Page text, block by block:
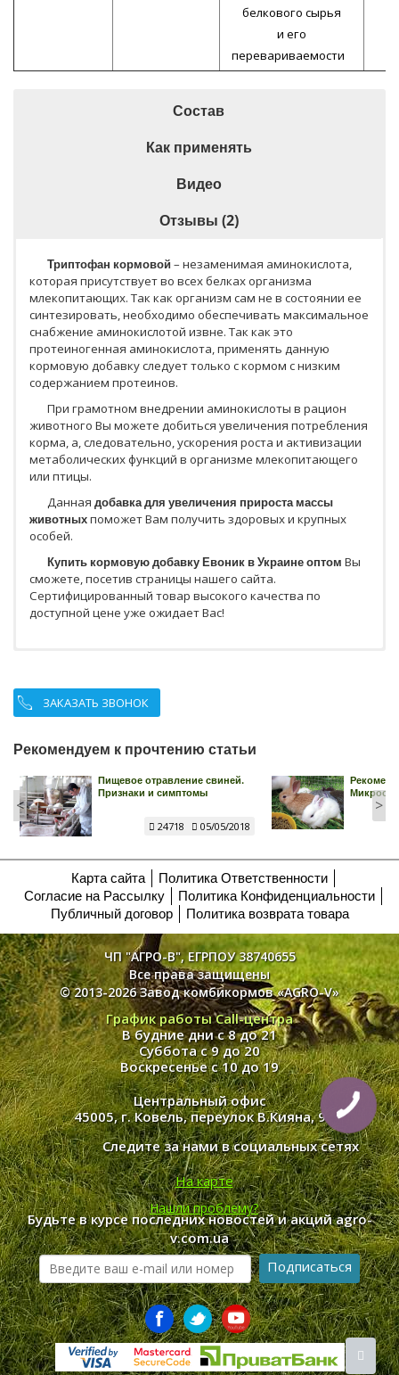
белкового сырья
и его
перевариваемости
Состав
Как применять
Видео
Отзывы (2)
Триптофан кормовой – незаменимая аминокислота,
которая присутствует во всех белках организма
млекопитающих. Так как организм сам не в состоянии ее
синтезировать, необходимо обеспечивать максимальное
снабжение аминокислотой извне. Так как это
протеиногенная аминокислота, применять данную
кормовую добавку следует только с кормом с низким
содержанием протеинов.
При грамотном внедрении аминокислоты в рацион
животного Вы можете добиться увеличения потребления
корма, а, следовательно, ускорения роста и активизации
метаболических функций в организме млекопитающего
или птицы.
Данная добавка для увеличения прироста массы
животныхпоможет Вам получить здоровых и крупных
особей.
Купить кормовую добавку Евоник в Украине оптом Вы
сможете, посетив страницы нашего сайта.
Сертифицированный товар высокого качества по
доступной цене уже ожидает Вас!
ЗАКАЗАТЬ ЗВОНОК
Рекомендуем к прочтению статьи
Пищевое отравление свиней.
Признаки и симптомы
24718 05/05/2018
< >
Карта сайта
Политика Ответственности
Согласие на Рассылку
Политика Конфиденциальности
Публичный договор
Политика возврата товара
ЧП "АГРО-В", ЕГРПОУ 38740655
Все права защищены
© 2013-2026 Завод комбикормов «AGRO-V»
График работы Call-центра
В будние дни с 8 до 21
Суббота с 9 до 20
Воскресенье с 10 до 19
Нашли проблему?
Центральный офис
45005, г. Ковель, переулок В.Кияна, 9
На карте
Следите за нами в социальных сетях
Будьте в курсе последних новостей и акций agro-
v.com.ua